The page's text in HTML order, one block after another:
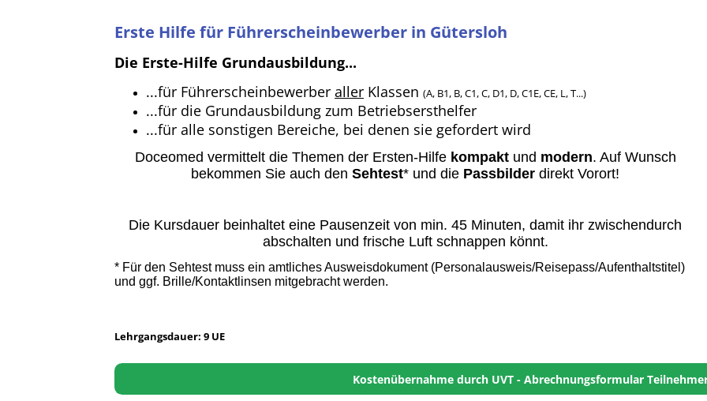
Erste Hilfe für Führerscheinbewerber in Gütersloh
Die Erste-Hilfe Grundausbildung...
...für Führerscheinbewerberaller Klassen(A, B1, B, C1, C, D1, D, C1E, CE, L, T...)
...für die Grundausbildung zum Betriebsersthelfer
...für alle sonstigen Bereiche, bei denen sie gefordert wird
Doceomed vermittelt die Themen der Ersten-Hilfe kompaktund modern. Auf Wunsch
bekommen Sie auch denSehtest* und die Passbilder direkt Vorort!
Die Kursdauer beinhaltet eine Pausenzeit von min. 45 Minuten, damit ihr zwischendurch
abschalten und frische Luft schnappen könnt.
* Für den Sehtest muss ein amtliches Ausweisdokument (Personalausweis/Reisepass/Aufenthaltstitel)
und ggf. Brille/Kontaktlinsen mitgebracht werden.
Lehrgangsdauer: 9 UE
Kostenübernahme durch UVT - Abrechnungsformular